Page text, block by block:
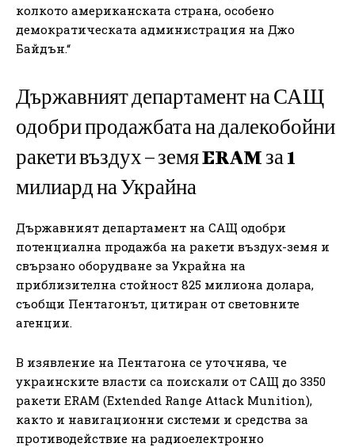
колкото американската страна, особено
демократическата администрация на Джо
Байдън.“
Държавният департамент на САЩ
одобри продажбата на далекобойни
ракети въздух – земя ERAM за 1
милиард на Украйна
Държавният департамент на САЩ одобри
потенциална продажба на ракети въздух-земя и
свързано оборудване за Украйна на
приблизителна стойност 825 милиона долара,
съобщи Пентагонът, цитиран от световните
агенции.
В изявление на Пентагона се уточнява, че
украинските власти са поискали от САЩ до 3350
ракети ERAM (Extended Range Attack Munition),
както и навигационни системи и средства за
противодействие на радиоелектронно